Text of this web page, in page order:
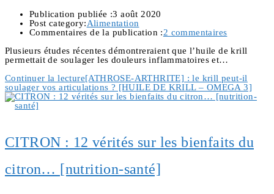
Publication publiée :3 août 2020
Post category:Alimentation
Commentaires de la publication :2 commentaires
Plusieurs études récentes démontreraient que l’huile de krill
permettait de soulager les douleurs inflammatoires et…
Continuer la lecture[ATHROSE-ARTHRITE] : le krill peut-il
soulager vos articulations ? [HUILE DE KRILL – OMEGA 3]
CITRON : 12 vérités sur les bienfaits du
citron… [nutrition-santé]